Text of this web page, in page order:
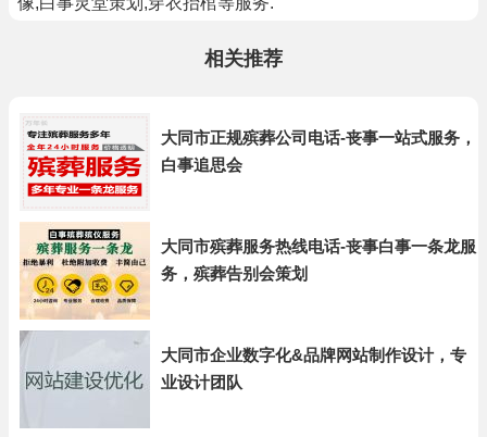
相关推荐
大同市正规殡葬公司电话-丧事一站式服务，
白事追思会
大同市殡葬服务热线电话-丧事白事一条龙服
务，殡葬告别会策划
大同市企业数字化&品牌网站制作设计，专
业设计团队